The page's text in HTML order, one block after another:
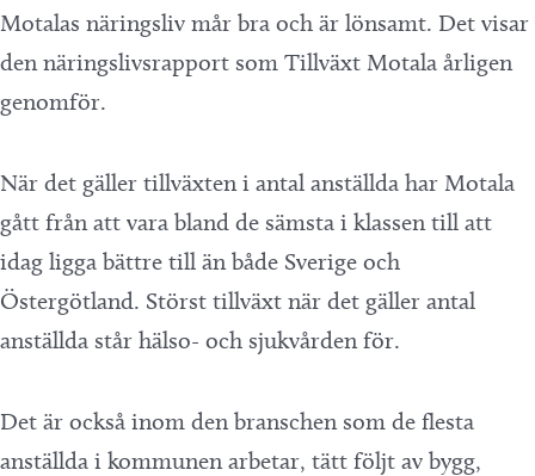
Motalas näringsliv mår bra och är lönsamt. Det visar
den näringslivsrapport som Tillväxt Motala årligen
genomför.
När det gäller tillväxten i antal anställda har Motala
gått från att vara bland de sämsta i klassen till att
idag ligga bättre till än både Sverige och
Östergötland. Störst tillväxt när det gäller antal
anställda står hälso- och sjukvården för.
Det är också inom den branschen som de flesta
anställda i kommunen arbetar, tätt följt av bygg,